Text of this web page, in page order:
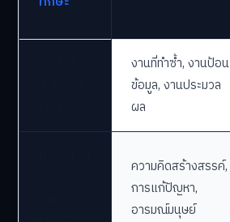
งานที่ทำซ้ำ, งานป้อน
ข้อมูล, งานประมวล
ผล
ความคิดสร้างสรรค์,
การแก้ปัญหา,
อารมณ์มนุษย์